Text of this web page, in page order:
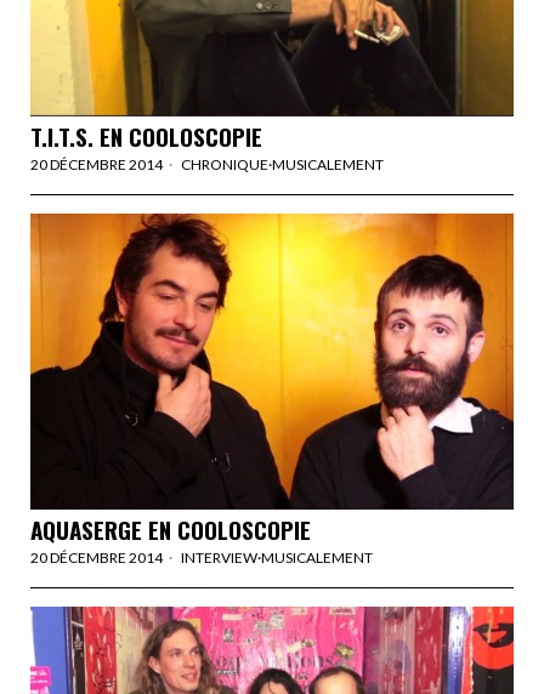
T.I.T.S. EN COOLOSCOPIE
20 DÉCEMBRE 2014 CHRONIQUE·MUSICALEMENT
AQUASERGE EN COOLOSCOPIE
20 DÉCEMBRE 2014 INTERVIEW·MUSICALEMENT